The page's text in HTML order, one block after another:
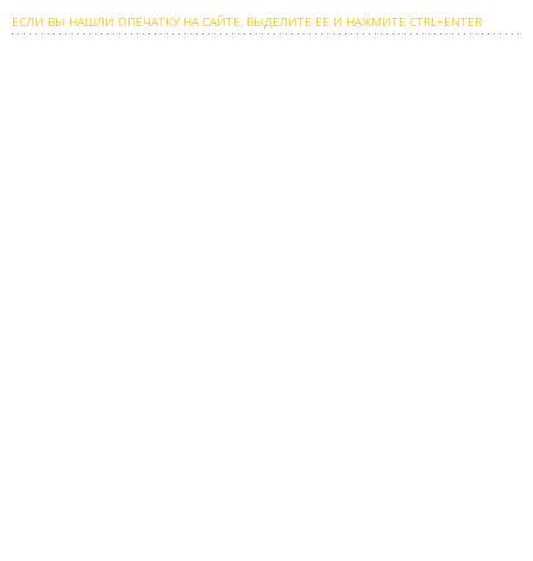
ЕСЛИ ВЫ НАШЛИ ОПЕЧАТКУ НА САЙТЕ, ВЫДЕЛИТЕ ЕЕ И НАЖМИТЕ CTRL+ENTER